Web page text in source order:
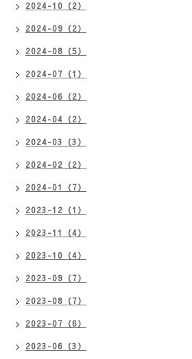
2024-10（2）
2024-09（2）
2024-08（5）
2024-07（1）
2024-06（2）
2024-04（2）
2024-03（3）
2024-02（2）
2024-01（7）
2023-12（1）
2023-11（4）
2023-10（4）
2023-09（7）
2023-08（7）
2023-07（6）
2023-06（3）